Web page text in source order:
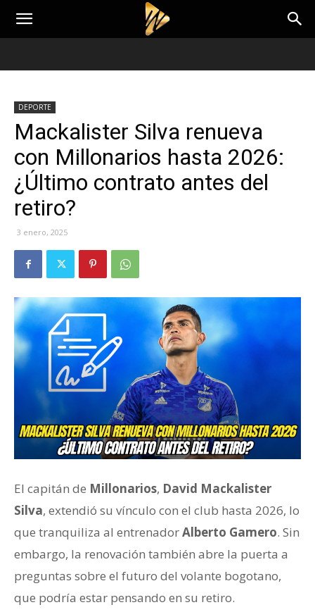
DEPORTE
Mackalister Silva renueva
con Millonarios hasta 2026:
¿Último contrato antes del
retiro?
3 enero, 2025
El capitán de Millonarios, David Mackalister
Silva, extendió su vínculo con el club hasta 2026, lo
que tranquiliza al entrenadorAlberto Gamero. Sin
embargo, la renovación también abre la puerta a
preguntas sobre el futuro del volante bogotano,
que podría estar pensando en su retiro.